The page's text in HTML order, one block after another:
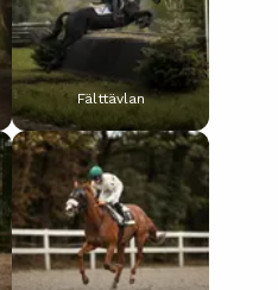
Fälttävlan